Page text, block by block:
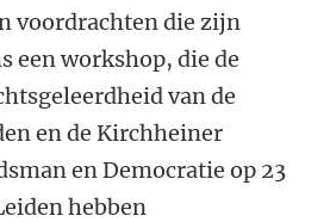
voordrachten die zijn
een workshop, die de
van de
en de Kirchheiner
en Democratie op 23
hebben